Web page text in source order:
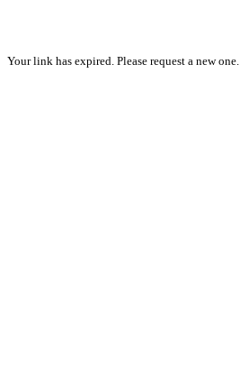
Your link has expired. Please request a new one.